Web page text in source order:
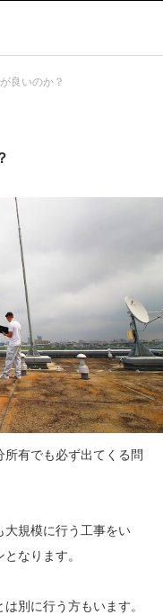
良いのか？
有でも必ず出てくる問
大規模に行う工事をい
なります。
別に行う方もいます。